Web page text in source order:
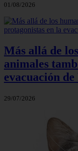
01/08/2026
Más allá de
animales
evacuación
29/07/2026